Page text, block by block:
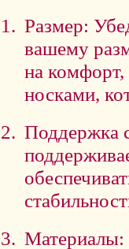
Размер:
вашему
на
носками,
Поддержка
Материалы: